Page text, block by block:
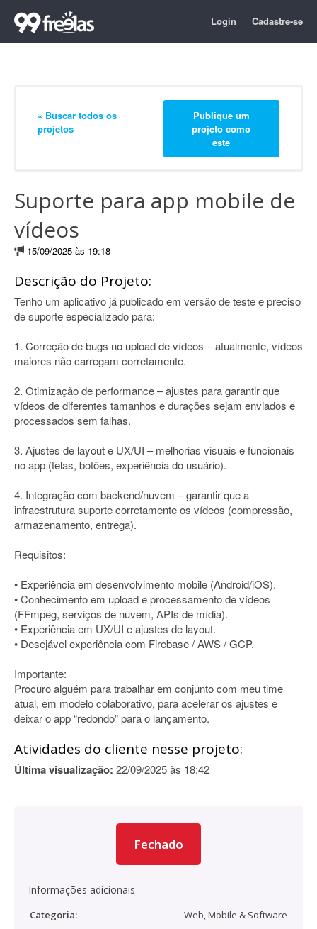
Login Cadastre-se
« Buscar todos os
projetos
Publique um
projeto como
este
Suporte para app mobile de
vídeos
15/09/2025 às 19:18
Descrição do Projeto:
Tenho um aplicativo já publicado em versão de teste e preciso
de suporte especializado para:
1. Correção de bugs no upload de vídeos – atualmente, vídeos
maiores não carregam corretamente.
2. Otimização de performance – ajustes para garantir que
vídeos de diferentes tamanhos e durações sejam enviados e
processados sem falhas.
3. Ajustes de layout e UX/UI – melhorias visuais e funcionais
no app (telas, botões, experiência do usuário).
4. Integração com backend/nuvem – garantir que a
infraestrutura suporte corretamente os vídeos (compressão,
armazenamento, entrega).
Requisitos:
• Experiência em desenvolvimento mobile (Android/iOS).
• Conhecimento em upload e processamento de vídeos
(FFmpeg, serviços de nuvem, APIs de mídia).
• Experiência em UX/UI e ajustes de layout.
• Desejável experiência com Firebase / AWS / GCP.
Importante:
Procuro alguém para trabalhar em conjunto com meu time
atual, em modelo colaborativo, para acelerar os ajustes e
deixar o app “redondo” para o lançamento.
Atividades do cliente nesse projeto:
Última visualização: 22/09/2025 às 18:42
Fechado
Informações adicionais
Categoria:
Web, Mobile & Software